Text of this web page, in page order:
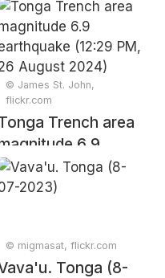
(1:18
31 March
© James St. John,
flickr.com
Trench area
6.9
(12:29
26 August
© migmasat, flickr.com
Tonga (8-